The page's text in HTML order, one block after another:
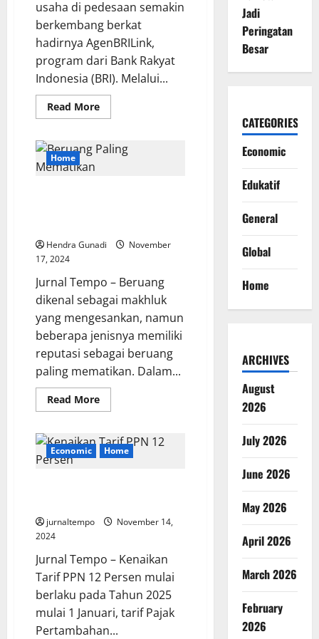
usaha di pedesaan semakin
berkembang berkat
hadirnya AgenBRILink,
program dari Bank Rakyat
Indonesia (BRI). Melalui...
Read MoreRead
more
Usaha
BRILink
Home
Hendra Gunadi
November
17, 2024
Jurnal Tempo – Beruang
dikenal sebagai makhluk
yang mengesankan, namun
beberapa jenisnya memiliki
reputasi sebagai beruang
paling mematikan. Dalam...
Read MoreRead
more
Beruang
Paling
Mematikan:
Economic Home
jurnaltempo
November 14,
2024
Jurnal Tempo – Kenaikan
Tarif PPN 12 Persen mulai
berlaku pada Tahun 2025
mulai 1 Januari, tarif Pajak
Pertambahan...
Jadi
Peringatan
Besar
CATEGORIES
Economic
Edukatif
General
Global
Home
ARCHIVES
August
2026
July 2026
June 2026
May 2026
April 2026
March 2026
February
2026